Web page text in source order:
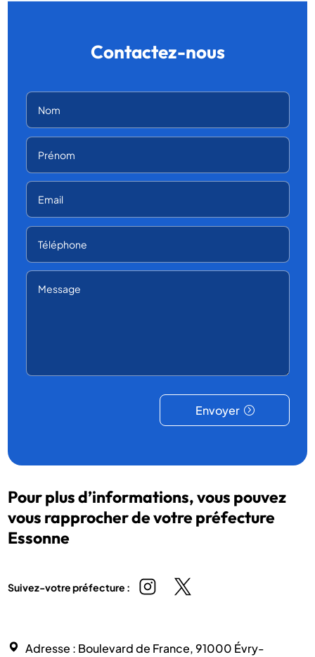
Contactez-nous
Envoyer
Pour plus d’informations, vous pouvez
vous rapprocher de votre préfecture
Essonne
Suivez-votre préfecture :
Adresse : Boulevard de France, 91000 Évry-